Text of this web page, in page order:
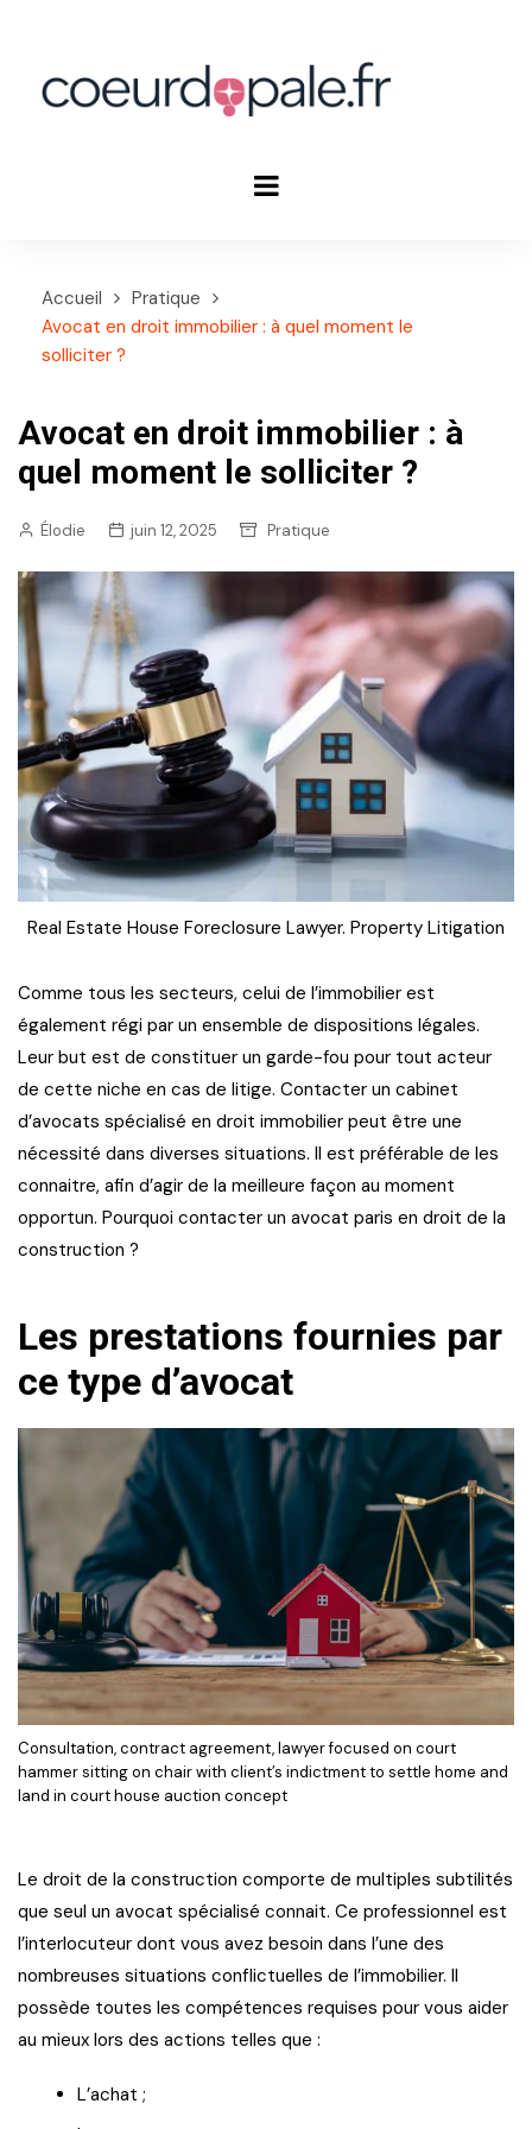
Accueil
Pratique
Avocat en droit immobilier : à quel moment le
solliciter ?
Avocat en droit immobilier : à
quel moment le solliciter ?
Élodie juin 12, 2025 Pratique
Real Estate House Foreclosure Lawyer. Property Litigation
Comme tous les secteurs, celui de l’immobilier est
également régi par un ensemble de dispositions légales.
Leur but est de constituer un garde-fou pour tout acteur
de cette niche en cas de litige. Contacter un cabinet
d’avocats spécialisé en droit immobilier peut être une
nécessité dans diverses situations. Il est préférable de les
connaitre, afin d’agir de la meilleure façon au moment
opportun. Pourquoi contacter un avocat paris en droit de la
construction ?
Les prestations fournies par
ce type d’avocat
Consultation, contract agreement, lawyer focused on court
hammer sitting on chair with client’s indictment to settle home and
land in court house auction concept
Le droit de la construction comporte de multiples subtilités
que seul un avocat spécialisé connait. Ce professionnel est
l’interlocuteur dont vous avez besoin dans l’une des
nombreuses situations conflictuelles de l’immobilier. Il
possède toutes les compétences requises pour vous aider
au mieux lors des actions telles que :
L’achat ;